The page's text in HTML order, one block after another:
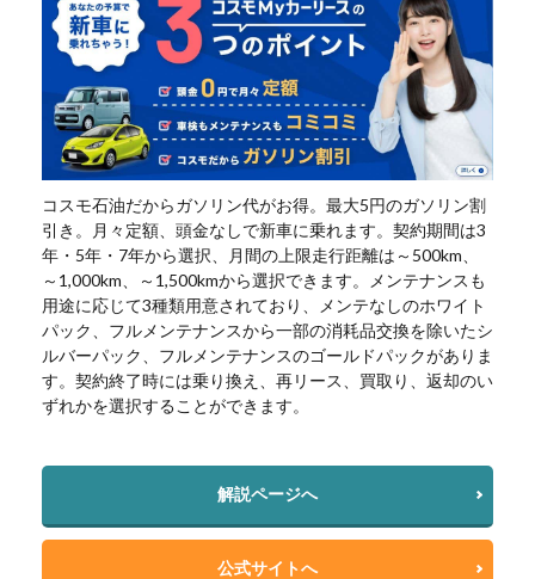
コスモ石油だからガソリン代がお得。最大5円のガソリン割
引き。月々定額、頭金なしで新車に乗れます。契約期間は3
年・5年・7年から選択、月間の上限走行距離は～500km、
～1,000km、～1,500kmから選択できます。メンテナンスも
用途に応じて3種類用意されており、メンテなしのホワイト
パック、フルメンテナンスから一部の消耗品交換を除いたシ
ルバーパック、フルメンテナンスのゴールドパックがありま
す。契約終了時には乗り換え、再リース、買取り、返却のい
ずれかを選択することができます。
解説ページへ
公式サイトへ